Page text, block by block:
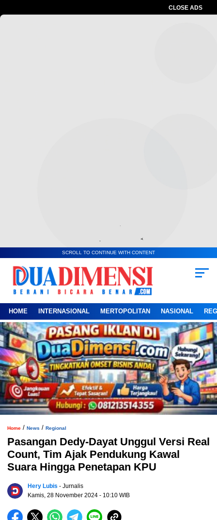
CLOSE ADS
SCROLL TO CONTINUE WITH CONTENT
HOME INTERNASIONAL MERTOPOLITAN NASIONAL
Home / News / Regional
Pasangan Dedy-Dayat Unggul Versi Real
Count, Tim Ajak Pendukung Kawal
Suara Hingga Penetapan KPU
Hery Lubis - Jurnalis
Kamis, 28 November 2024 - 10:10 WIB